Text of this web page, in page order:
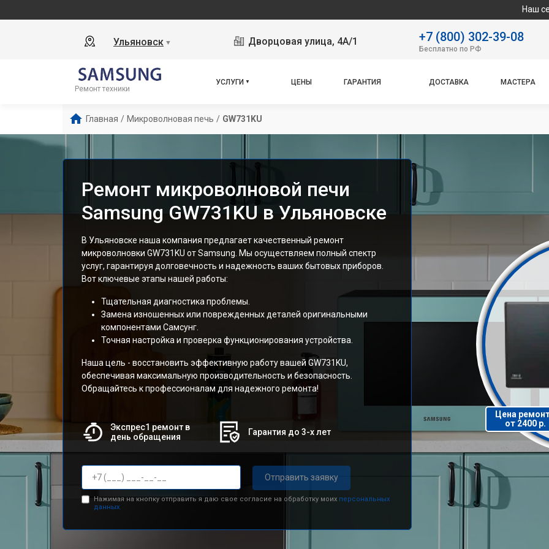
Наш сервисный
Ульяновск ▼ Дворцовая улица, 4А/1 +7 (800) 302-39-08
Бесплатно по РФ
Ремонт техники
УСЛУГИ ЦЕНЫ ГАРАНТИЯ ДОСТАВКА МАСТЕРА
Главная / Микроволновая печь / GW731KU
Ремонт микроволновой печи
Samsung GW731KU в Ульяновске
В Ульяновске наша компания предлагает качественный ремонт
микроволновки GW731KU от Samsung. Мы осуществляем полный спектр
услуг, гарантируя долговечность и надежность ваших бытовых приборов.
Вот ключевые этапы нашей работы:
Тщательная диагностика проблемы.
Замена изношенных или поврежденных деталей оригинальными
компонентами Самсунг.
Точная настройка и проверка функционирования устройства.
Наша цель - восстановить эффективную работу вашей GW731KU,
обеспечивая максимальную производительность и безопасность.
Обращайтесь к профессионалам для надежного ремонта!
Экспрес1 ремонт в
день обращения
Гарантия до 3-х лет
Отправить заявку
Нажимая на кнопку отправить я даю свое согласие на обработку моих персональных
данных.
Цена
от 2400 р.